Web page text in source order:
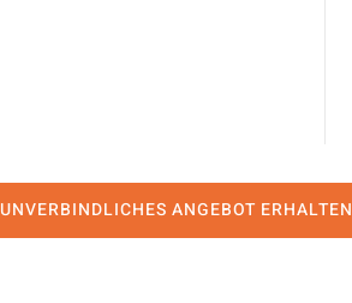
UNVERBINDLICHES ANGEBOT ERHALTEN